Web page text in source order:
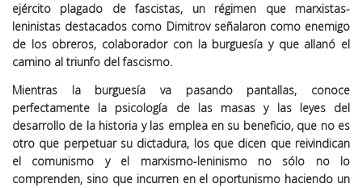
ejército plagado de fascistas, un régimen que marxistas-
leninistas destacados como Dimitrov señalaron como enemigo
de los obreros, colaborador con la burguesía y que allanó el
camino al triunfo del fascismo.
Mientras la burguesía va pasando pantallas, conoce
perfectamente la psicología de las masas y las leyes del
desarrollo de la historia y las emplea en su beneficio, que no es
otro que perpetuar su dictadura, los que dicen que reivindican
el comunismo y el marxismo-leninismo no sólo no lo
comprenden, sino que incurren en el oportunismo haciendo un